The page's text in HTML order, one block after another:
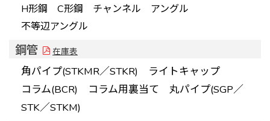
H形鋼 C形鋼 チャンネル アングル
不等辺アングル
鋼管 在庫表
角パイプ(STKMR／STKR) ライトキャップ
コラム(BCR) コラム用裏当て 丸パイプ(SGP／
STK／STKM)